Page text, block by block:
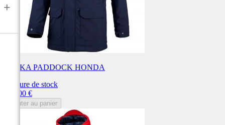
+
PARKA PADDOCK HONDA
Rupture de stock
185,00 €
Ajouter au panier